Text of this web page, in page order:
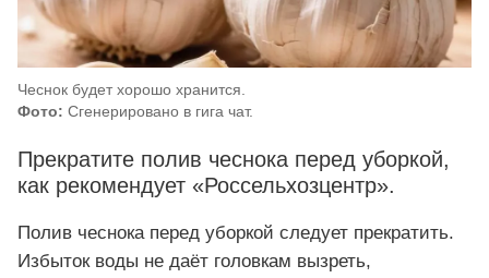
Чеснок будет хорошо хранится.
Фото: Сгенерировано в гига чат.
Прекратите полив чеснока перед уборкой,
как рекомендует «Россельхозцентр».
Полив чеснока перед уборкой следует прекратить.
Избыток воды не даёт головкам вызреть,